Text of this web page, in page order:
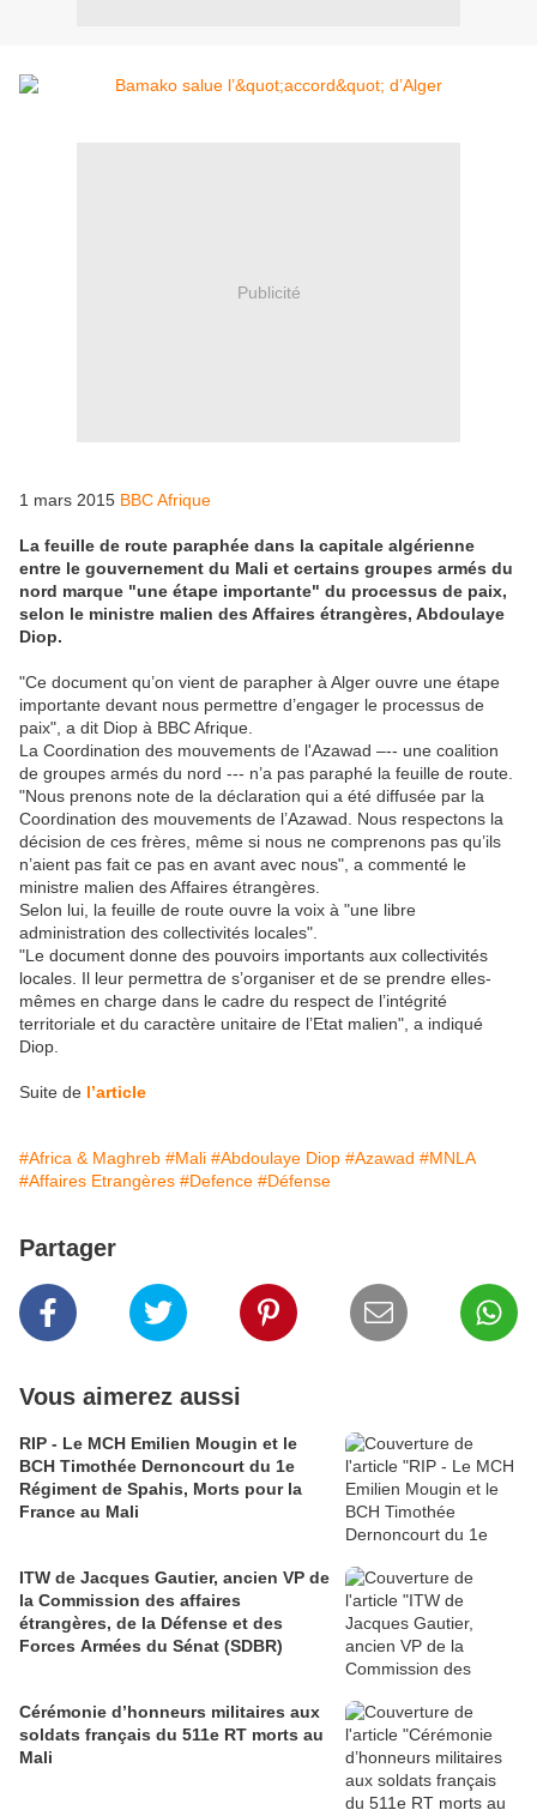
Publicité
1 mars 2015 BBC Afrique
La feuille de route paraphée dans la capitale algérienne
entre le gouvernement du Mali et certains groupes armés du
nord marque "une étape importante" du processus de paix,
selon le ministre malien des Affaires étrangères, Abdoulaye
Diop.
"Ce document qu’on vient de parapher à Alger ouvre une étape
importante devant nous permettre d’engager le processus de
paix", a dit Diop à BBC Afrique.
La Coordination des mouvements de l'Azawad –-- une coalition
de groupes armés du nord --- n’a pas paraphé la feuille de route.
"Nous prenons note de la déclaration qui a été diffusée par la
Coordination des mouvements de l’Azawad. Nous respectons la
décision de ces frères, même si nous ne comprenons pas qu’ils
n’aient pas fait ce pas en avant avec nous", a commenté le
ministre malien des Affaires étrangères.
Selon lui, la feuille de route ouvre la voix à "une libre
administration des collectivités locales".
"Le document donne des pouvoirs importants aux collectivités
locales. Il leur permettra de s’organiser et de se prendre elles-
mêmes en charge dans le cadre du respect de l’intégrité
territoriale et du caractère unitaire de l’Etat malien", a indiqué
Diop.
Suite de l’article
#Africa & Maghreb #Mali #Abdoulaye Diop #Azawad #MNLA
#Affaires Etrangères #Defence #Défense
Partager
Vous aimerez aussi
RIP - Le MCH Emilien Mougin et le
BCH Timothée Dernoncourt du 1e
Régiment de Spahis, Morts pour la
France au Mali
ITW de Jacques Gautier, ancien VP de
la Commission des affaires
étrangères, de la Défense et des
Forces Armées du Sénat (SDBR)
Cérémonie d’honneurs militaires aux
soldats français du 511e RT morts au
Mali